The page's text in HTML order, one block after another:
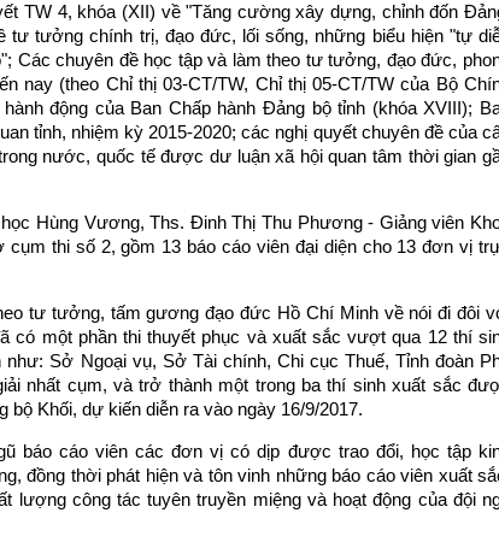
TW 4, khóa (XII) về "Tăng cường xây dựng, chỉnh đốn
tư tưởng chính trị, đạo đức, lối sống, những biểu hiện "tự
Các chuyên đề học tập và làm theo tư tưởng, đạo đức,
nay (theo Chỉ thị 03-CT/TW, Chỉ thị 05-CT/TW của Bộ
động của Ban Chấp hành Đảng bộ tỉnh (khóa XVIII);
tỉnh, nhiệm kỳ 2015-2020; các nghị quyết chuyên đề của
nước, quốc tế được dư luận xã hội quan tâm thời gian
Hùng Vương, Ths. Đinh Thị Thu Phương - Giảng viên
cụm thi số 2, gồm 13 báo cáo viên đại diện cho 13 đơn vị
tư tưởng, tấm gương đạo đức Hồ Chí Minh về nói đi đôi
có một phần thi thuyết phục và xuất sắc vượt qua 12 thí
Sở Ngoại vụ, Sở Tài chính, Chi cục Thuế, Tỉnh đoàn
nhất cụm, và trở thành một trong ba thí sinh xuất sắc
bộ Khối, dự kiến diễn ra vào ngày 16/9/2017.
báo cáo viên các đơn vị có dịp được trao đổi, học tập
đồng thời phát hiện và tôn vinh những báo cáo viên xuất
lượng công tác tuyên truyền miệng và hoạt động của đội